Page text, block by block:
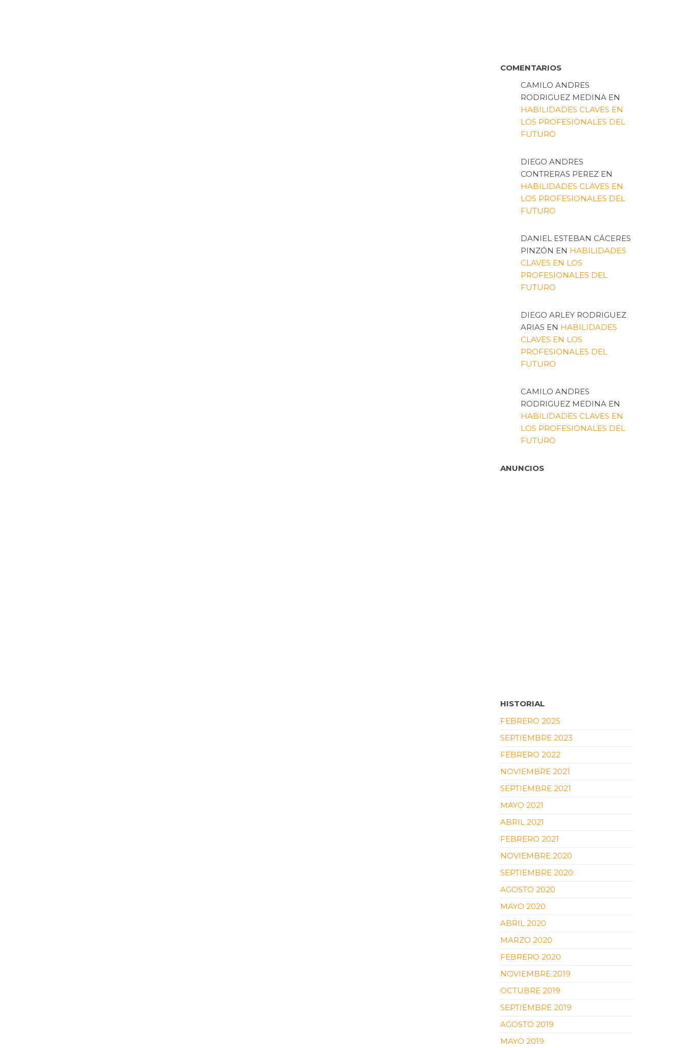
COMENTARIOS
CAMILO ANDRES
RODRIGUEZ MEDINAEN
HABILIDADES CLAVES EN
LOS PROFESIONALES DEL
FUTURO
DIEGO ANDRES
CONTRERAS PEREZEN
HABILIDADES CLAVES EN
LOS PROFESIONALES DEL
FUTURO
DANIEL ESTEBAN CÁCERES
PINZÓN EN HABILIDADES
CLAVES EN LOS
PROFESIONALES DEL
FUTURO
DIEGO ARLEY RODRIGUEZ
ARIAS EN HABILIDADES
CLAVES EN LOS
PROFESIONALES DEL
FUTURO
CAMILO ANDRES
RODRIGUEZ MEDINAEN
HABILIDADES CLAVES EN
LOS PROFESIONALES DEL
FUTURO
ANUNCIOS
HISTORIAL
FEBRERO 2025
SEPTIEMBRE 2023
FEBRERO 2022
NOVIEMBRE 2021
SEPTIEMBRE 2021
MAYO 2021
ABRIL 2021
FEBRERO 2021
NOVIEMBRE 2020
SEPTIEMBRE 2020
AGOSTO 2020
MAYO 2020
ABRIL 2020
MARZO 2020
FEBRERO 2020
NOVIEMBRE 2019
OCTUBRE 2019
SEPTIEMBRE 2019
AGOSTO 2019
MAYO 2019